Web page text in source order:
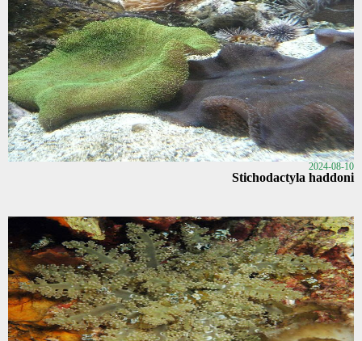
2024-08-10
Stichodactyla haddoni